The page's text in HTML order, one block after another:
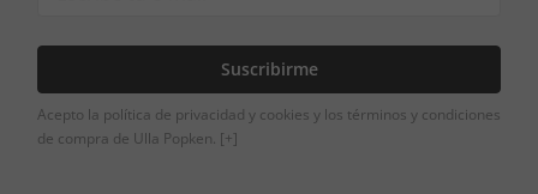
Suscribirme
Acepto la política de privacidad y cookies y los términos y condiciones
de compra de Ulla Popken. [+]